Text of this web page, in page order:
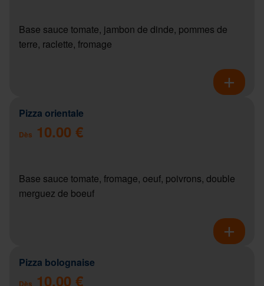
Base sauce tomate, jambon de dinde, pommes de
terre, raclette, fromage
Pizza orientale
Dès 10.00 €
Base sauce tomate, fromage, oeuf, poivrons, double
merguez de boeuf
Pizza bolognaise
Dès 10.00 €